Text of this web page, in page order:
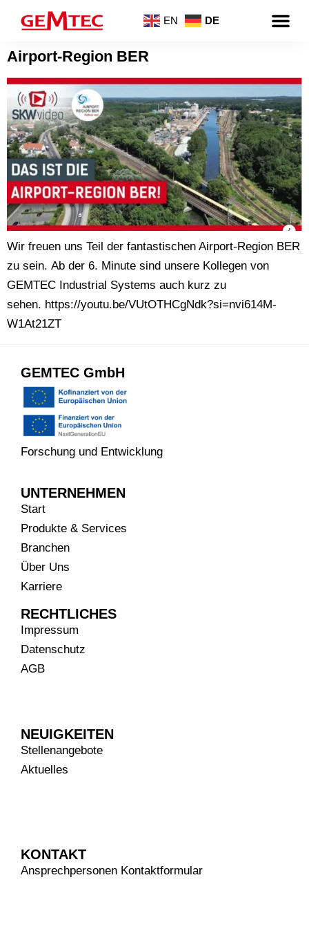
EN DE
Airport-Region BER
Wir freuen uns Teil der fantastischen Airport-Region BER
zu sein. Ab der 6. Minute sind unsere Kollegen von
GEMTEC Industrial Systems auch kurz zu
sehen. https://youtu.be/VUtOTHCgNdk?si=nvi614M-
W1At21ZT
GEMTEC GmbH
Forschung und Entwicklung
UNTERNEHMEN
Start
Produkte & Services
Branchen
Über Uns
Karriere
RECHTLICHES
Impressum
Datenschutz
AGB
NEUIGKEITEN
Stellenangebote
Aktuelles
KONTAKT
Ansprechpersonen Kontaktformular